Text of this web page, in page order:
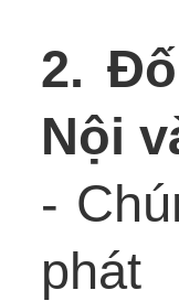
2.
Nội
-
phát